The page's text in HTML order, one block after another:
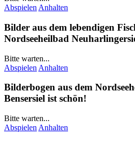
Abspielen Anhalten
Bilder aus dem lebendigen
Nordseeheilbad
Bitte warten...
Abspielen Anhalten
Bilderbogen aus dem
Bensersiel ist schön!
Bitte warten...
Abspielen Anhalten